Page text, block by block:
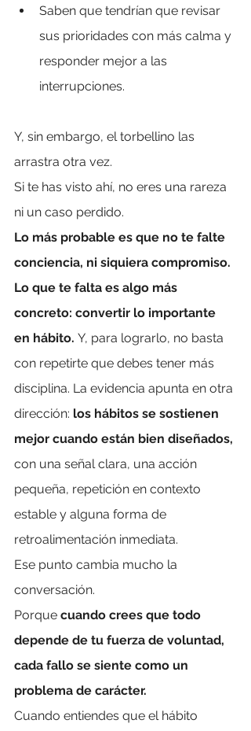
Saben que tendrían que revisar
sus prioridades con más calma y
responder mejor a las
interrupciones.
Y, sin embargo, el torbellino las
arrastra otra vez.
Si te has visto ahí, no eres una rareza
ni un caso perdido.
Lo más probable es que no te falte
conciencia, ni siquiera compromiso.
Lo que te falta es algo más
concreto: convertir lo importante
en hábito. Y, para lograrlo, no basta
con repetirte que debes tener más
disciplina. La evidencia apunta en otra
dirección: los hábitos se sostienen
mejor cuando están bien diseñados,
con una señal clara, una acción
pequeña, repetición en contexto
estable y alguna forma de
retroalimentación inmediata.
Ese punto cambia mucho la
conversación.
Porque cuando crees que todo
depende de tu fuerza de voluntad,
cada fallo se siente como un
problema de carácter.
Cuando entiendes que el hábito